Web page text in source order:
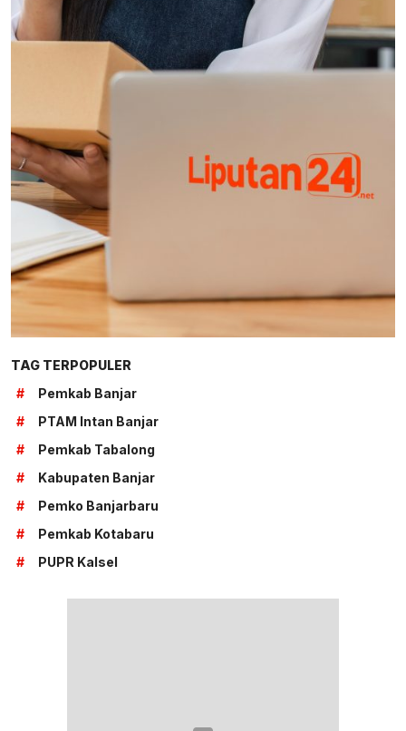
TAG TERPOPULER
#
Pemkab Banjar
#
PTAM Intan Banjar
#
Pemkab Tabalong
#
Kabupaten Banjar
#
Pemko Banjarbaru
#
Pemkab Kotabaru
#
PUPR Kalsel